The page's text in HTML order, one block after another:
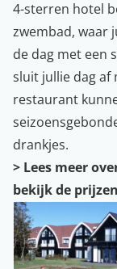
4-sterren hotel
zwembad, waar
de dag met een
sluit jullie dag af
restaurant
drankjes.
> Lees meer
bekijk de